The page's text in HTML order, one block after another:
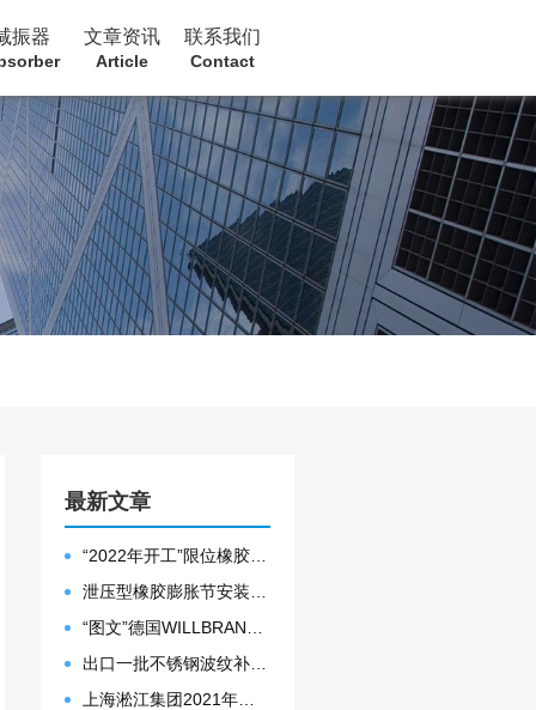
振器 文章资讯
Article
联系我们
Contact
最新文章
“2022年开工”限位橡胶接头准备发往数据中心能源中心
泄压型橡胶膨胀节安装示意图
“图文”德国WILLBRANDT法兰橡胶膨胀节螺栓方向说明
出口一批不锈钢波纹补偿器
上海淞江集团2021年度盛典“燃战2022”